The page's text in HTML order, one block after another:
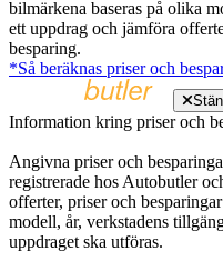
bilmärkena baseras på olika
ett uppdrag och jämföra
besparing.
*Så beräknas priser och
Information kring priser och
Angivna priser och
registrerade hos Autobutler
offerter, priser och
modell, år, verkstadens
uppdraget ska utföras.